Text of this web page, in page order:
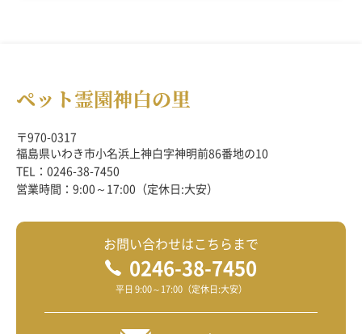
〒970-0317
福島県いわき市小名浜上神白字神明前86番地の10
TEL：0246-38-7450
営業時間：9:00～17:00（定休日:大安）
お問い合わせはこちらまで
0246-38-7450
平日 9:00～17:00（定休日:大安）